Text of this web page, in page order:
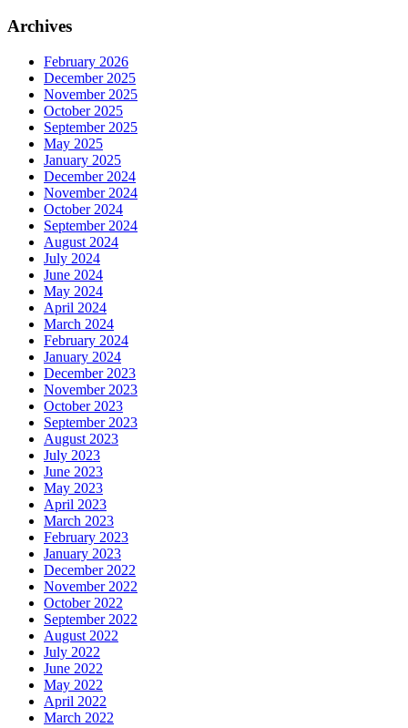
Archives
February 2026
December 2025
November 2025
October 2025
September 2025
May 2025
January 2025
December 2024
November 2024
October 2024
September 2024
August 2024
July 2024
June 2024
May 2024
April 2024
March 2024
February 2024
January 2024
December 2023
November 2023
October 2023
September 2023
August 2023
July 2023
June 2023
May 2023
April 2023
March 2023
February 2023
January 2023
December 2022
November 2022
October 2022
September 2022
August 2022
July 2022
June 2022
May 2022
April 2022
March 2022